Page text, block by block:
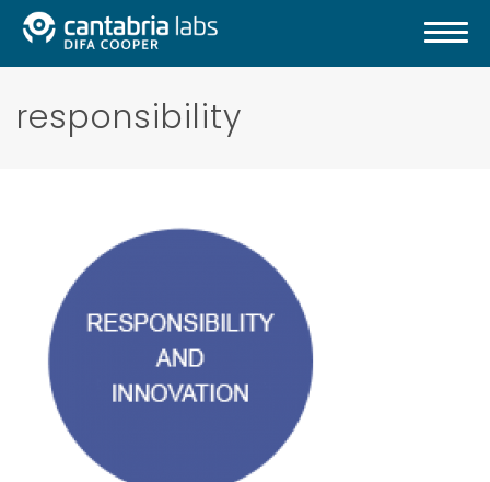
responsibility